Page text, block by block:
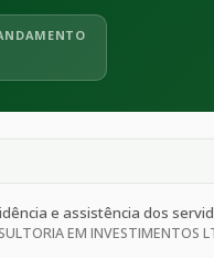
e assistência dos
EM INVESTIMENTOS